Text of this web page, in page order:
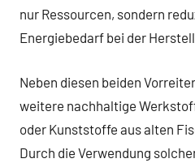
nur Ressourcen, sondern
Energiebedarf bei der
Neben diesen beiden
weitere nachhaltige
oder Kunststoffe aus alten
Durch die Verwendung